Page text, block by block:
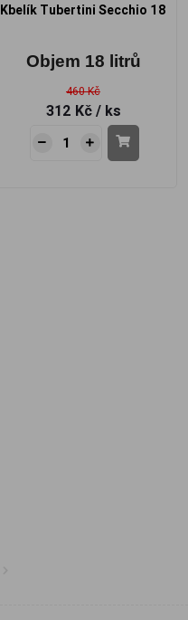
Kbelík Tubertini Secchio 18
Objem 18 litrů
460 Kč
312 Kč / ks